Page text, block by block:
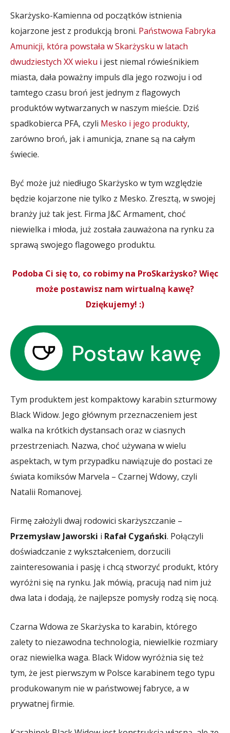
Skarżysko-Kamienna od początków istnienia
kojarzone jest z produkcją broni. Państwowa Fabryka
Amunicji, która powstała w Skarżysku w latach
dwudziestych XX wieku i jest niemal rówieśnikiem
miasta, dała poważny impuls dla jego rozwoju i od
tamtego czasu broń jest jednym z flagowych
produktów wytwarzanych w naszym mieście. Dziś
spadkobierca PFA, czyli Mesko i jego produkty,
zarówno broń, jak i amunicja, znane są na całym
świecie.
Być może już niedługo Skarżysko w tym względzie
będzie kojarzone nie tylko z Mesko. Zresztą, w swojej
branży już tak jest. Firma J&C Armament, choć
niewielka i młoda, już została zauważona na rynku za
sprawą swojego flagowego produktu.
Podoba Ci się to, co robimy na ProSkarżysko? Więc
może postawisz nam wirtualną kawę?
Dziękujemy! :)
Tym produktem jest kompaktowy karabin szturmowy
Black Widow. Jego głównym przeznaczeniem jest
walka na krótkich dystansach oraz w ciasnych
przestrzeniach. Nazwa, choć używana w wielu
aspektach, w tym przypadku nawiązuje do postaci ze
świata komiksów Marvela – Czarnej Wdowy, czyli
Natalii Romanovej.
Firmę założyli dwaj rodowici skarżyszczanie –
Przemysław Jaworski i Rafał Cygański. Połączyli
doświadczanie z wykształceniem, dorzucili
zainteresowania i pasję i chcą stworzyć produkt, który
wyróżni się na rynku. Jak mówią, pracują nad nim już
dwa lata i dodają, że najlepsze pomysły rodzą się nocą.
Czarna Wdowa ze Skarżyska to karabin, którego
zalety to niezawodna technologia, niewielkie rozmiary
oraz niewielka waga. Black Widow wyróżnia się też
tym, że jest pierwszym w Polsce karabinem tego typu
produkowanym nie w państwowej fabryce, a w
prywatnej firmie.